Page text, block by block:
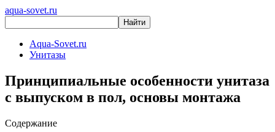
aqua-sovet.ru
Aqua-Sovet.ru
Унитазы
Принципиальные особенности унитаза
с выпуском в пол, основы монтажа
Содержание